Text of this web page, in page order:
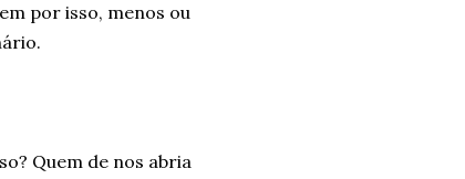
por isso, menos ou
Quem de nos abria